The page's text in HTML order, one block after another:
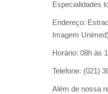
Especialidades
Endereço:
Imagem
Horário: 08h às
Telefone: (021)
Além de nossa